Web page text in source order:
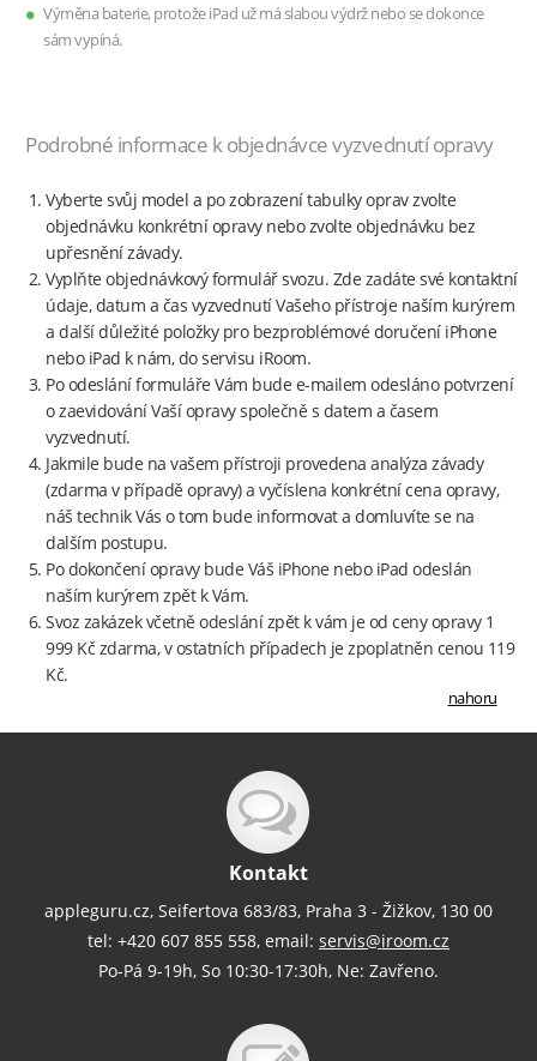
Výměna baterie, protože iPad už má slabou výdrž nebo se dokonce
sám vypíná.
Podrobné informace k objednávce vyzvednutí opravy
Vyberte svůj model a po zobrazení tabulky oprav zvolte
objednávku konkrétní opravy nebo zvolte objednávku bez
upřesnění závady.
Vyplňte objednávkový formulář svozu. Zde zadáte své kontaktní
údaje, datum a čas vyzvednutí Vašeho přístroje naším kurýrem
a další důležité položky pro bezproblémové doručení iPhone
nebo iPad k nám, do servisu iRoom.
Po odeslání formuláře Vám bude e-mailem odesláno potvrzení
o zaevidování Vaší opravy společně s datem a časem
vyzvednutí.
Jakmile bude na vašem přístroji provedena analýza závady
(zdarma v případě opravy) a vyčíslena konkrétní cena opravy,
náš technik Vás o tom bude informovat a domluvíte se na
dalším postupu.
Po dokončení opravy bude Váš iPhone nebo iPad odeslán
naším kurýrem zpět k Vám.
Svoz zakázek včetně odeslání zpět k vám je od ceny opravy 1
999 Kč zdarma, v ostatních případech je zpoplatněn cenou 119
Kč.
nahoru
Kontakt
appleguru.cz, Seifertova 683/83, Praha 3 - Žižkov, 130 00
tel: +420 607 855 558, email: servis@iroom.cz
Po-Pá 9-19h, So 10:30-17:30h, Ne: Zavřeno.